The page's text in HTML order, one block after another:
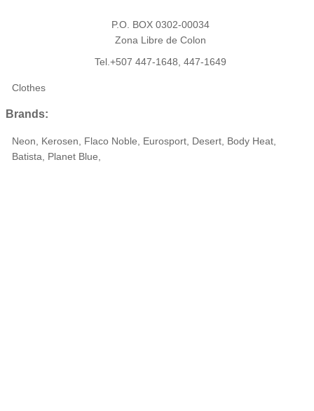
P.O. BOX 0302-00034
Zona Libre de Colon
Tel.+507 447-1648, 447-1649
Clothes
Brands:
Neon, Kerosen, Flaco Noble, Eurosport, Desert, Body Heat,
Batista, Planet Blue,